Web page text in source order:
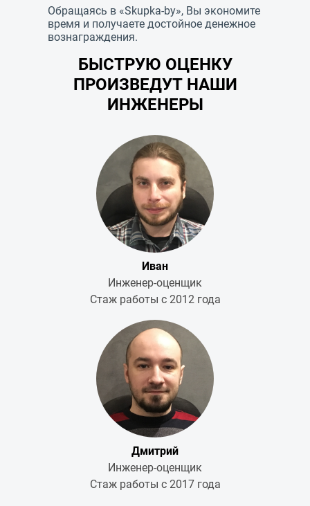
Обращаясь в «Skupka-by», Вы экономите
время и получаете достойное денежное
вознаграждения.
БЫСТРУЮ ОЦЕНКУ
ПРОИЗВЕДУТ НАШИ
ИНЖЕНЕРЫ
Иван
Инженер-оценщик
Стаж работы с 2012 года
Дмитрий
Инженер-оценщик
Стаж работы с 2017 года